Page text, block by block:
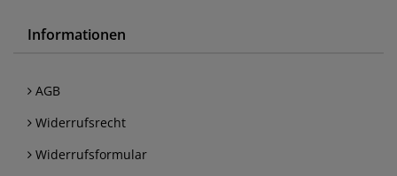
Informationen
AGB
Widerrufsrecht
Widerrufsformular